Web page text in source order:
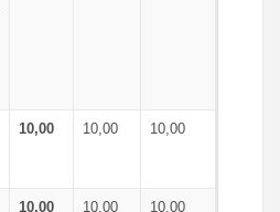
10,00 10,00 10,00
10,00 10,00 10,00